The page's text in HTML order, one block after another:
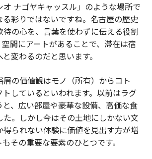
オ ナゴヤキャッスル」のような場所で
る彩りではないですね。名古屋の歴史
の心を、言葉を使わずに伝える役割
間にアートがあることで、滞在は宿
変わるのだと思います。
層の価値観はモノ（所有）からコト
トしているといわれます。以前はラグ
と、広い部屋や豪華な設備、高価な食
。しかし今はその土地にしかない文
られない体験に価値を見出す方が増
その重要な要素のひとつです。